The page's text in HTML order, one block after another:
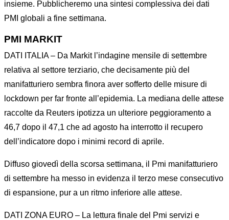
insieme. Pubblicheremo una sintesi complessiva dei dati
PMI globali a fine settimana.
PMI MARKIT
DATI ITALIA – Da Markit l’indagine mensile di settembre
relativa al settore terziario, che decisamente più del
manifatturiero sembra finora aver sofferto delle misure di
lockdown per far fronte all’epidemia. La mediana delle attese
raccolte da Reuters ipotizza un ulteriore peggioramento a
46,7 dopo il 47,1 che ad agosto ha interrotto il recupero
dell’indicatore dopo i minimi record di aprile.
Diffuso giovedì della scorsa settimana, il Pmi manifatturiero
di settembre ha messo in evidenza il terzo mese consecutivo
di espansione, pur a un ritmo inferiore alle attese.
DATI ZONA EURO – La lettura finale del Pmi servizi e